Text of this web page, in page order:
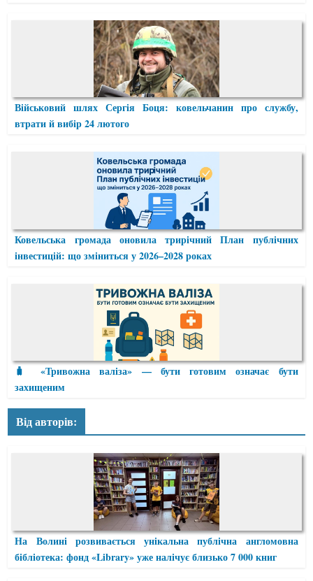
Військовий шлях Сергія Боця: ковельчанин про службу,
втрати й вибір 24 лютого
Ковельська громада оновила трирічний План публічних
інвестицій: що зміниться у 2026–2028 роках
🧳 «Тривожна валіза» — бути готовим означає бути
захищеним
Від авторів:
На Волині розвивається унікальна публічна англомовна
бібліотека: фонд «Library» уже налічує близько 7 000 книг